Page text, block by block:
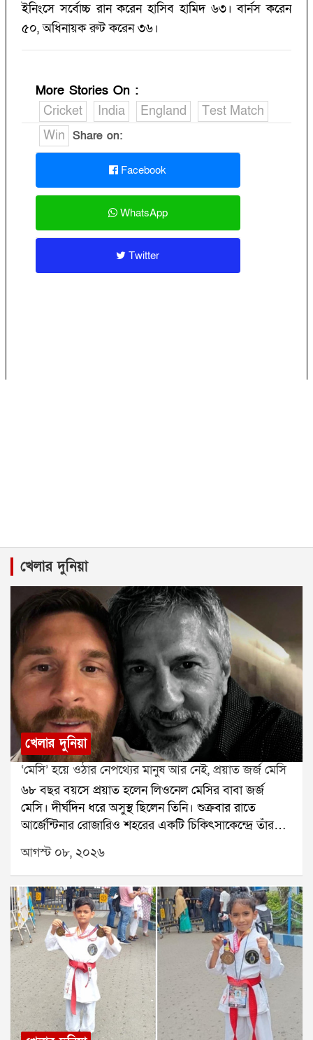
ইনিংসে সর্বোচ্চ রান করেন হাসিব হামিদ ৬৩। বার্নস করেন
৫০, অধিনায়ক রুট করেন ৩৬।
More Stories On :
Cricket
India England
Test Match
Win Share on:
Facebook
WhatsApp
Twitter
খেলার দুনিয়া
খেলার দুনিয়া
‘মেসি’ হয়ে ওঠার নেপথ্যের মানুষ আর নেই, প্রয়াত জর্জ মেসি
৬৮ বছর বয়সে প্রয়াত হলেন লিওনেল মেসির বাবা জর্জ
মেসি। দীর্ঘদিন ধরে অসুস্থ ছিলেন তিনি। শুক্রবার রাতে
আর্জেন্টিনার রোজারিও শহরের একটি চিকিৎসাকেন্দ্রে তাঁর
মৃত্যু হয়েছে বলে মেসির পরিবারের তরফে নিশ্চিত করা
হয়েছে। তাঁর মৃত্যুতে শোকের ছায়া নেমে এসেছে ফুটবল
মহলেজর্জ মেসি শুধু লিওনেল মেসির বাবা ছিলেন না, ছেলের
দীর্ঘদিনের এজেন্ট ও পরামর্শদাতাও ছিলেন। মেসির
ফুটবলজীবনের শুরু থেকে তাঁর পাশে ছিলেন জর্জ। ছেলের
প্রতিভার উপর আস্থা রেখে ছোটবেলা থেকেই তাঁকে এগিয়ে
নিয়ে যাওয়ার ক্ষেত্রে গুরুত্বপূর্ণ ভূমিকা নিয়েছিলেন তিনি।
রোজারিওতেই ছোটবেলায় ফুটবলের হাতেখড়ি হয়েছিল
মেসির। নিউওয়েলস ওল্ড বয়েজের যুব দলে খেলার সময় তাঁর
প্রতিভা নজর কাড়ে। শারীরিক বৃদ্ধির জন্য হরমোনের
চিকিৎসার প্রয়োজন ছিল মেসির। সেই পরিস্থিতিতে ছেলের
ভবিষ্যতের কথা ভেবে জর্জই তাঁকে নিয়ে স্পেনে যাওয়ার
আগস্ট ০৮, ২০২৬